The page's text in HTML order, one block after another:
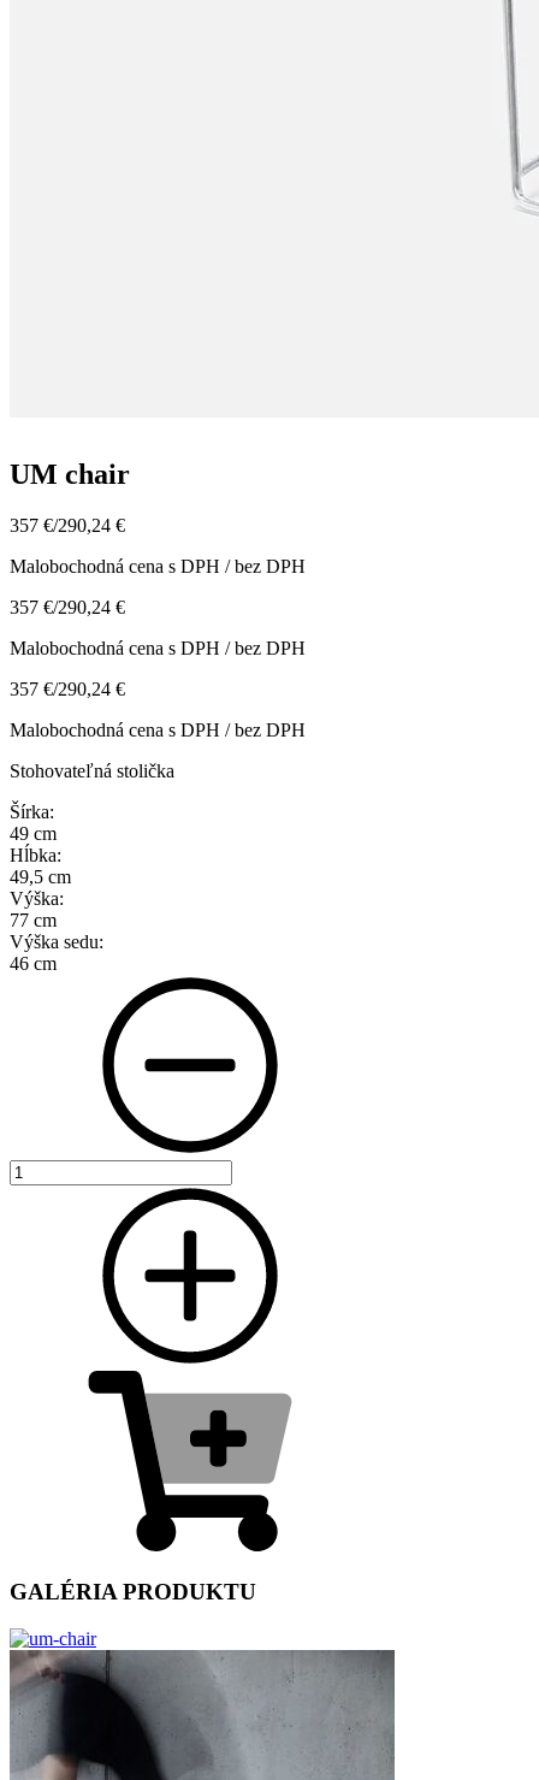
UM chair
357 €/290,24 €
Malobochodná cena s DPH / bez DPH
357 €/290,24 €
Malobochodná cena s DPH / bez DPH
357 €/290,24 €
Malobochodná cena s DPH / bez DPH
Stohovateľná stolička
Šírka:
49 cm
Hĺbka:
49,5 cm
Výška:
77 cm
Výška sedu:
46 cm
GALÉRIA PRODUKTU